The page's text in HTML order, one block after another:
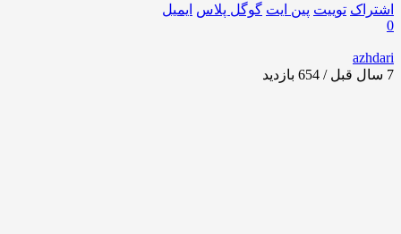
اشتراک توییت پین ایت گوگل‌ پلاس ایمیل
0
azhdari
7 سال قبل / 654
بازدید